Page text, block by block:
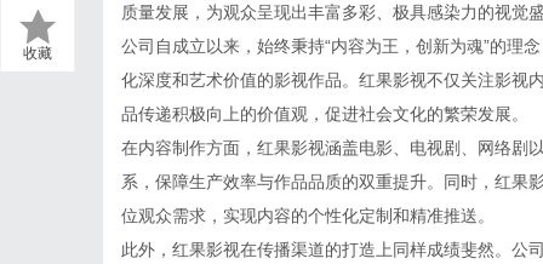
收藏
质量发展，为观众呈现出丰富多彩、极具感染力的视觉
公司自成立以来，始终秉持“内容为王，创新为魂”的理
化深度和艺术价值的影视作品。红果影视不仅关注影视
品传递积极向上的价值观，促进社会文化的繁荣发展。
在内容制作方面，红果影视涵盖电影、电视剧、网络剧
系，保障生产效率与作品品质的双重提升。同时，红果
位观众需求，实现内容的个性化定制和精准推送。
此外，红果影视在传播渠道的打造上同样成绩斐然。公